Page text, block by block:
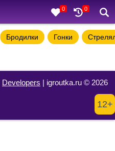
0 0
Бродилки Гонки
Developers | igroutka.ru © 2026
12+